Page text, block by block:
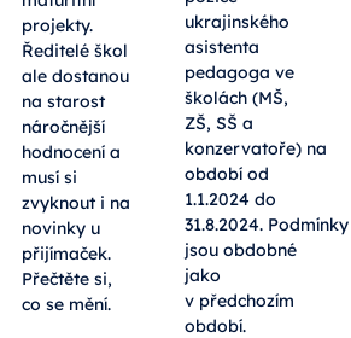
projekty.
Ředitelé škol
ale dostanou
na starost
náročnější
hodnocení a
musí si
zvyknout i na
novinky u
přijímaček.
Přečtěte si,
co se mění.
ukrajinského
asistenta
pedagoga ve
školách (MŠ,
ZŠ, SŠ a
konzervatoře) na
období od
1.1.2024 do
31.8.2024. Podmínky
jsou obdobné
jako
v předchozím
období.